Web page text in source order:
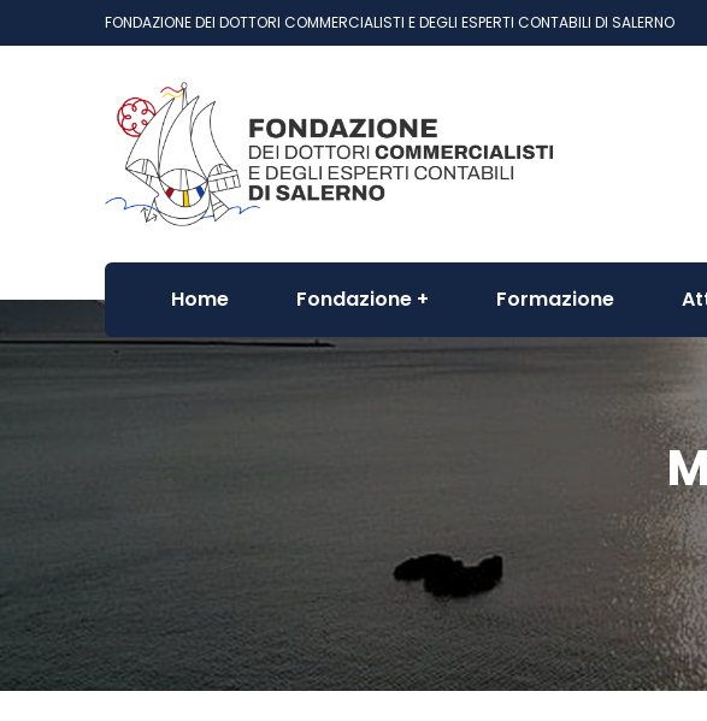
FONDAZIONE DEI DOTTORI COMMERCIALISTI E DEGLI ESPERTI CONTABILI DI SALERNO
Home Fondazione Formazione